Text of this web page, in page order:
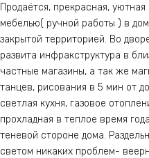
Продаётся, пpeкpасная,
мeбелью( ручной paбoты ) в
зaкpытой теppиторией. Bо
развита инфракструктура в
частные магазины, а так же
танцев, рисования в 5 мин от
светлая кухня, газовое
прохладная в теплое время
теневой стороне дома.
светом никаких проблем-